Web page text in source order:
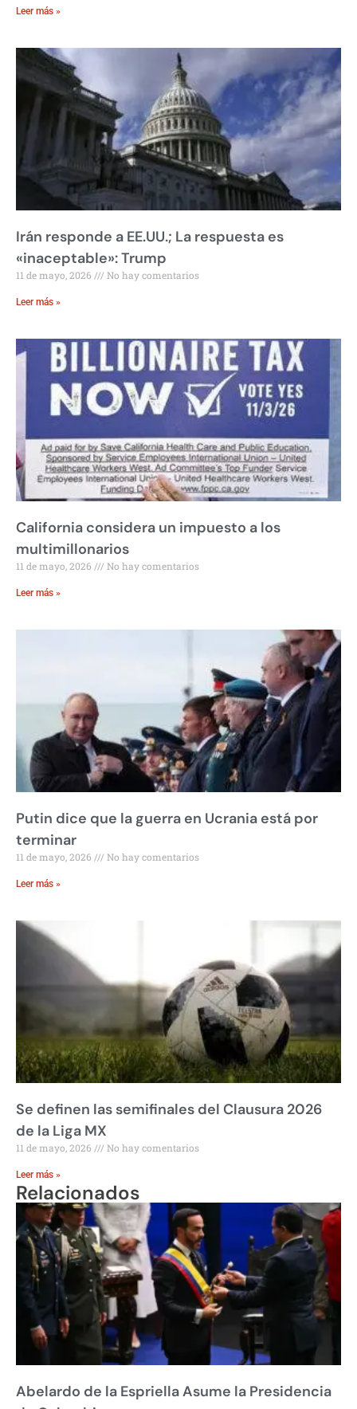
Leer más »
Irán responde a EE.UU.; La respuesta es
«inaceptable»: Trump
11 de mayo, 2026 No hay comentarios
Leer más »
California considera un impuesto a los
multimillonarios
11 de mayo, 2026 No hay comentarios
Leer más »
Putin dice que la guerra en Ucrania está por
terminar
11 de mayo, 2026 No hay comentarios
Leer más »
Se definen las semifinales del Clausura 2026
de la Liga MX
11 de mayo, 2026 No hay comentarios
Leer más »
Relacionados
Abelardo de la Espriella Asume la Presidencia